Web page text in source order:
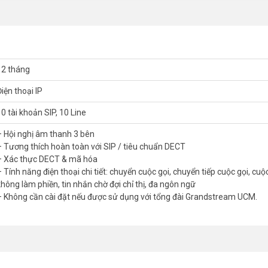
gọi, cuộc gọi chờ, không làm phiền, tin nhắn chờ đợi chỉ thị, đa
UCM.
Grandstream DP720
trong nhà
nhật ký cuộc gọi, quay số linh hoạt, trả lời tự động
thống, Croatia, Cộng hòa Séc, Đan Mạch, Hà Lan, Anh, Estonia,
Hàn Quốc, Na Uy, Ba Lan, Bồ Đào Nha, Romani, Nga, Slovekia, Tây
xin vui lòng liên hệ HOTLINE
tháng
thoại IP
tài khoản SIP, 10 Line
Hội nghị âm thanh 3 bên
Tương thích hoàn toàn với SIP / tiêu chuẩn DECT
Xác thực DECT & mã hóa
Tính năng điện thoại chi tiết: chuyển cuộc gọi, chuyển tiếp cuộc gọi,
làm phiền, tin nhắn chờ đợi chỉ thị, đa ngôn ngữ
Không cần cài đặt nếu được sử dụng với tổng đài Grandstream UCM.